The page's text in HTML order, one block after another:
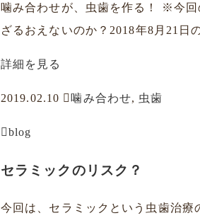
噛み合わせが、虫歯を作る！ ※今
ざるおえないのか？2018年8月21
詳細を見る
2019.02.10 噛み合わせ, 虫歯
blog
セラミックのリスク？
今回は、セラミックという虫歯治療